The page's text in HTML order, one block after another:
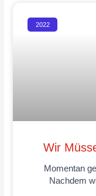
2022
Wir
Momentan
Nachdem